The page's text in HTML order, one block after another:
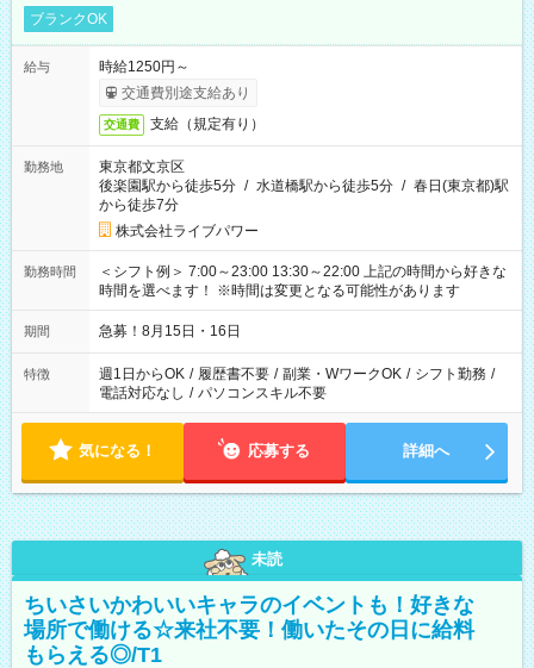
ブランクOK
給与
時給1250円～
交通費別途支給あり
交通費 支給（規定有り）
勤務地
東京都文京区
後楽園駅から徒歩5分 / 水道橋駅から徒歩5分 / 春日(東京都)駅
から徒歩7分
株式会社ライブパワー
勤務時間
＜シフト例＞ 7:00～23:00 13:30～22:00 上記の時間から好きな
時間を選べます！ ※時間は変更となる可能性があります
期間 急募！8月15日・16日
特徴 週1日からOK / 履歴書不要 / 副業・WワークOK / シフト勤務 /
電話対応なし / パソコンスキル不要
気になる！ 応募する 詳細へ
未読
ちいさいかわいいキャラのイベントも！好きな
場所で働ける☆来社不要！働いたその日に給料
もらえる◎/T1